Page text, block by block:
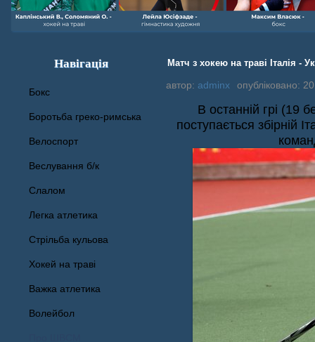
Навігація
Бокс
Боротьба греко-римська
Велоспорт
Веслування б/к
Cлалом
Легка атлетика
Стрільба кульова
Хокей на траві
Важка атлетика
Волейбол
Матч з хокею на траві Італія -
автор: adminx опубліковано:
В останній грі (19
поступається збірній